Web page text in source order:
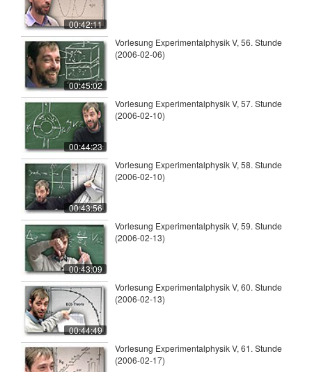
00:42:11
00:45:02
Vorlesung Experimentalphysik V, 56. Stunde
(2006-02-06)
00:44:23
Vorlesung Experimentalphysik V, 57. Stunde
(2006-02-10)
00:43:56
Vorlesung Experimentalphysik V, 58. Stunde
(2006-02-10)
00:43:09
Vorlesung Experimentalphysik V, 59. Stunde
(2006-02-13)
00:44:49
Vorlesung Experimentalphysik V, 60. Stunde
(2006-02-13)
Vorlesung Experimentalphysik V, 61. Stunde
(2006-02-17)